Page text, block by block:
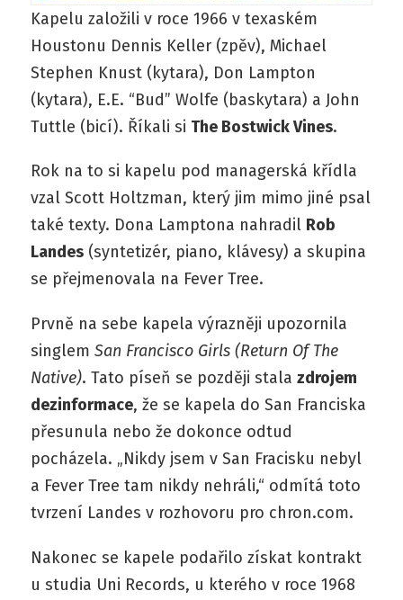
Kapelu založili v roce 1966 v texaském
Houstonu Dennis Keller (zpěv), Michael
Stephen Knust (kytara), Don Lampton
(kytara), E.E. “Bud” Wolfe (baskytara) a John
Tuttle (bicí). Říkali si The Bostwick Vines.
Rok na to si kapelu pod managerská křídla
vzal Scott Holtzman, který jim mimo jiné psal
také texty. Dona Lamptona nahradil Rob
Landes(syntetizér, piano, klávesy) a skupina
se přejmenovala na Fever Tree.
Prvně na sebe kapela výrazněji upozornila
singlem San Francisco Girls (Return Of The
Native). Tato píseň se později stala zdrojem
dezinformace, že se kapela do San Franciska
přesunula nebo že dokonce odtud
pocházela. „Nikdy jsem v San Fracisku nebyl
a Fever Tree tam nikdy nehráli,“ odmítá toto
tvrzení Landes v rozhovoru pro chron.com.
Nakonec se kapele podařilo získat kontrakt
u studia Uni Records, u kterého v roce 1968